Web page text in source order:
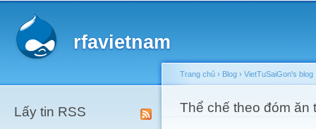
rfavietnam
Lấy tin RSS
You are here
Trang chủ › Blog › VietTuSaiGon's blog
Thể chế theo đóm ăn